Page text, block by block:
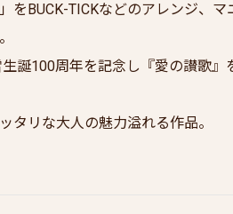
をBUCK-TICKなどのアレンジ、
誕100周年を記念し『愛の讃歌
タリな大人の魅力溢れる作品。